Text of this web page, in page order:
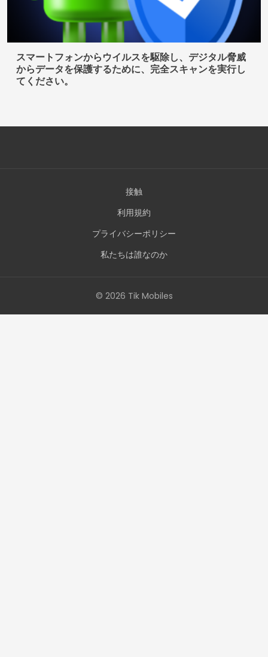
スマートフォンからウイルスを駆除し、デジタル脅威
からデータを保護するために、完全スキャンを実行し
てください。
接触
利用規約
プライバシーポリシー
私たちは誰なのか
© 2026 Tik Mobiles